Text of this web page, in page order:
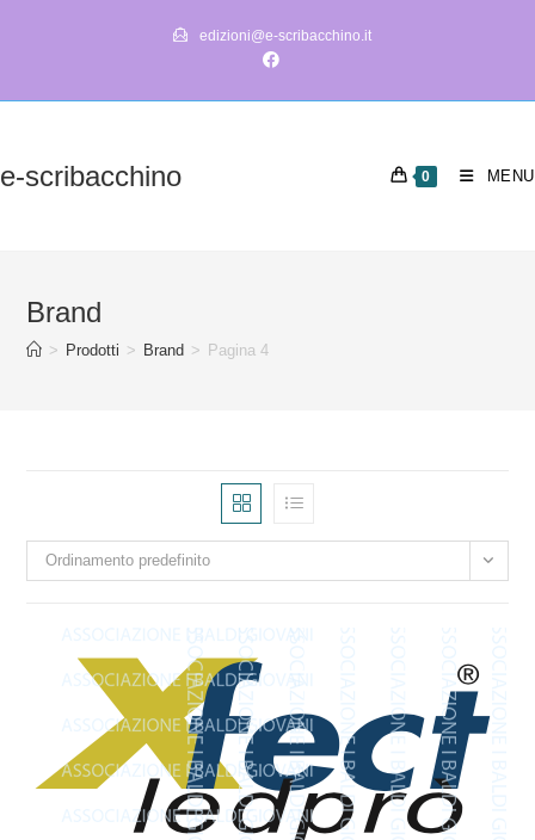
edizioni@e-scribacchino.it
e-scribacchino 0 MENU
Brand
> Prodotti > Brand > Pagina 4
Ordinamento predefinito